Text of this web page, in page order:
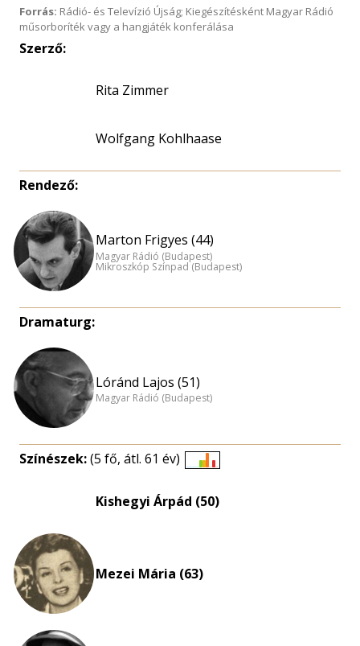
Forrás: Rádió- és Televízió Újság; Kiegészítésként Magyar Rádió
műsorboríték vagy a hangjáték konferálása
Szerző:
Rita Zimmer
Wolfgang Kohlhaase
Rendező:
Marton Frigyes (44)
Magyar Rádió (Budapest)
Mikroszkóp Színpad (Budapest)
Dramaturg:
Lóránd Lajos (51)
Magyar Rádió (Budapest)
Színészek:(5 fő, átl. 61 év)
eloszlás
Kishegyi Árpád (50)
Mezei Mária (63)